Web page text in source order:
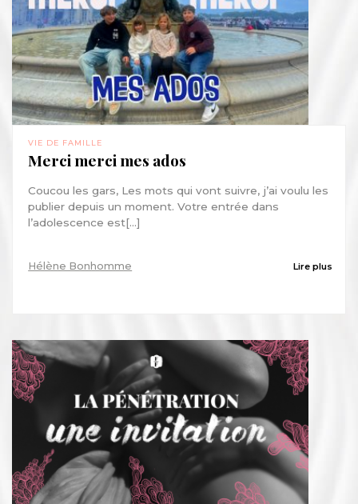
VIE DE FAMILLE
Merci merci mes ados
Coucou les gars, Les mots qui vont suivre, j’ai voulu les
publier depuis un moment. Votre entrée dans
l’adolescence est[...]
Hélène Bonhomme Lire plus